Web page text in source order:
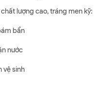
lượng cao, tráng men kỹ:
bẩn
nước
vệ sinh